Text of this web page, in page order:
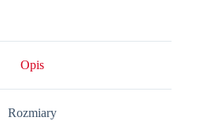
Opis
Rozmiary